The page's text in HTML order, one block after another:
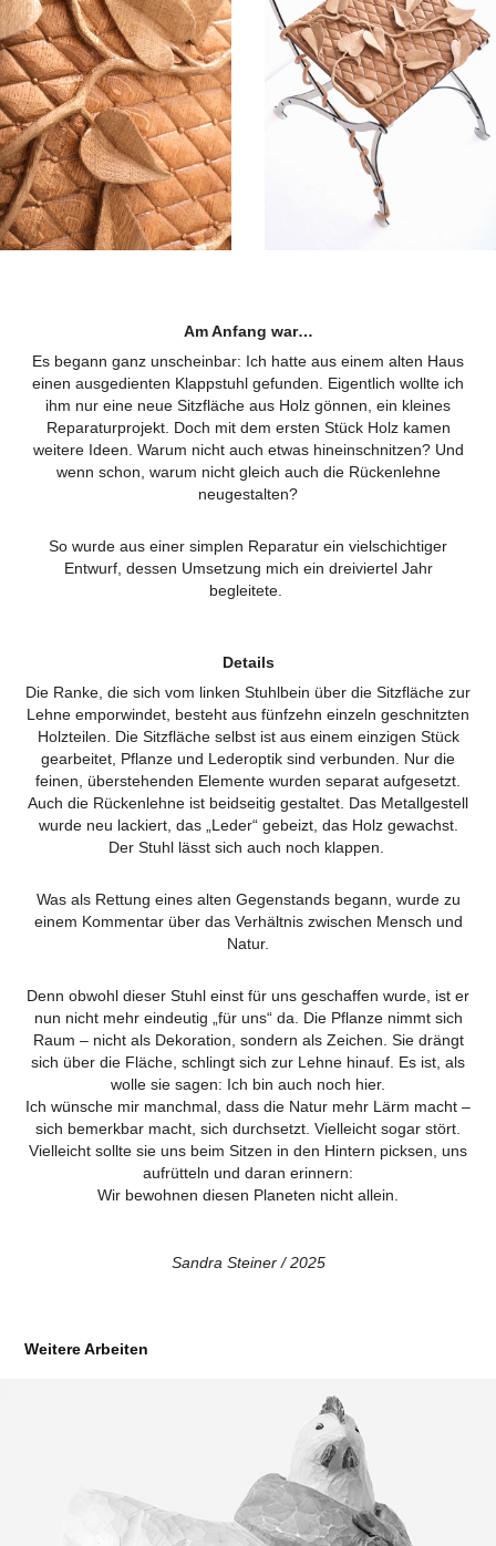
Am Anfang war…
Es begann ganz unscheinbar: Ich hatte aus einem alten Haus
einen ausgedienten Klappstuhl gefunden. Eigentlich wollte ich
ihm nur eine neue Sitzfläche aus Holz gönnen, ein kleines
Reparaturprojekt. Doch mit dem ersten Stück Holz kamen
weitere Ideen. Warum nicht auch etwas hineinschnitzen? Und
wenn schon, warum nicht gleich auch die Rückenlehne
neugestalten?
So wurde aus einer simplen Reparatur ein vielschichtiger
Entwurf, dessen Umsetzung mich ein dreiviertel Jahr
begleitete.
Details
Die Ranke, die sich vom linken Stuhlbein über die Sitzfläche zur
Lehne emporwindet, besteht aus fünfzehn einzeln geschnitzten
Holzteilen. Die Sitzfläche selbst ist aus einem einzigen Stück
gearbeitet, Pflanze und Lederoptik sind verbunden. Nur die
feinen, überstehenden Elemente wurden separat aufgesetzt.
Auch die Rückenlehne ist beidseitig gestaltet. Das Metallgestell
wurde neu lackiert, das „Leder“ gebeizt, das Holz gewachst.
Der Stuhl lässt sich auch noch klappen.
Was als Rettung eines alten Gegenstands begann, wurde zu
einem Kommentar über das Verhältnis zwischen Mensch und
Natur.
Denn obwohl dieser Stuhl einst für uns geschaffen wurde, ist er
nun nicht mehr eindeutig „für uns“ da. Die Pflanze nimmt sich
Raum – nicht als Dekoration, sondern als Zeichen. Sie drängt
sich über die Fläche, schlingt sich zur Lehne hinauf. Es ist, als
wolle sie sagen: Ich bin auch noch hier.
Ich wünsche mir manchmal, dass die Natur mehr Lärm macht –
sich bemerkbar macht, sich durchsetzt. Vielleicht sogar stört.
Vielleicht sollte sie uns beim Sitzen in den Hintern picksen, uns
aufrütteln und daran erinnern:
Wir bewohnen diesen Planeten nicht allein.
Sandra Steiner / 2025
Weitere Arbeiten